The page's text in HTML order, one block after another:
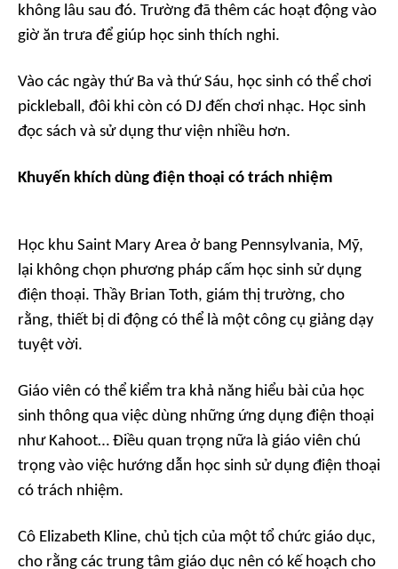
không lâu sau đó. Trường đã thêm các hoạt động vào
giờ ăn trưa để giúp học sinh thích nghi.
Vào các ngày thứ Ba và thứ Sáu, học sinh có thể chơi
pickleball, đôi khi còn có DJ đến chơi nhạc. Học sinh
đọc sách và sử dụng thư viện nhiều hơn.
Khuyến khích dùng điện thoại có trách nhiệm
Học khu Saint Mary Area ở bang Pennsylvania, Mỹ,
lại không chọn phương pháp cấm học sinh sử dụng
điện thoại. Thầy Brian Toth, giám thị trường, cho
rằng, thiết bị di động có thể là một công cụ giảng dạy
tuyệt vời.
Giáo viên có thể kiểm tra khả năng hiểu bài của học
sinh thông qua việc dùng những ứng dụng điện thoại
như Kahoot… Điều quan trọng nữa là giáo viên chú
trọng vào việc hướng dẫn học sinh sử dụng điện thoại
có trách nhiệm.
Cô Elizabeth Kline, chủ tịch của một tổ chức giáo dục,
cho rằng các trung tâm giáo dục nên có kế hoạch cho